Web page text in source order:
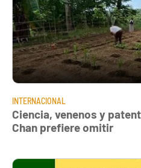
INTERNACIONAL
Ciencia, venenos y
Chan prefiere omitir